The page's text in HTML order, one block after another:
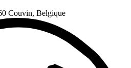
Couvin, Belgique